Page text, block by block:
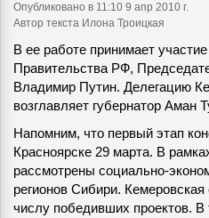
Опубликовано в 11:10 9 апр 2010 г.
Автор текста Илона Троицкая
В ее работе принимает
Правительства РФ,
Владимир Путин. Делегацию
возглавляет губернатор Аман
Напомним, что первый этап
Красноярске 29 марта. В
рассмотрены социально-
регионов Сибири.
числу победивших проектов. В